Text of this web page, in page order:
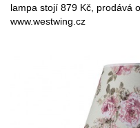
lampa stojí 879 Kč, prodává
www.westwing.cz